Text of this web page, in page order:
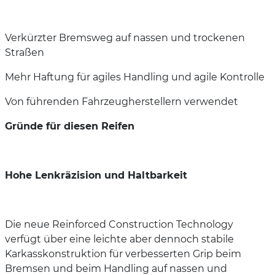
Verkürzter Bremsweg auf nassen und trockenen
Straßen
Mehr Haftung für agiles Handling und agile Kontrolle
Von führenden Fahrzeugherstellern verwendet
Gründe für diesen Reifen
Hohe Lenkräzision und Haltbarkeit
Die neue Reinforced Construction Technology
verfügt über eine leichte aber dennoch stabile
Karkasskonstruktion für verbesserten Grip beim
Bremsen und beim Handling auf nassen und